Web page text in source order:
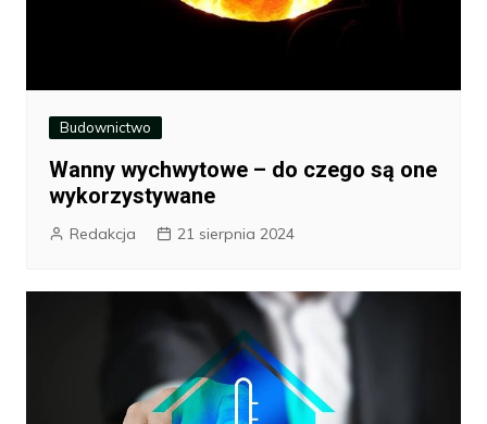
Budownictwo
Wanny wychwytowe – do czego są one
wykorzystywane
Redakcja 21 sierpnia 2024